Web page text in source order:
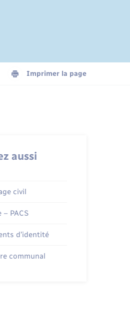
Imprimer la page
aussi
civil
– PACS
d’identité
communal